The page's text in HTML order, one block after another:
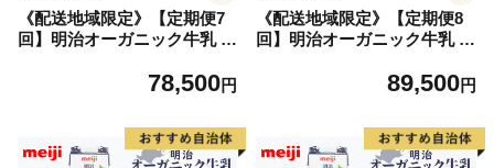
《配送地域限定》【定期便7
回】明治オーガニック牛乳 9
78,500円
《配送地域限定》【定期便8
回】明治オーガニック牛乳 9
89,500円